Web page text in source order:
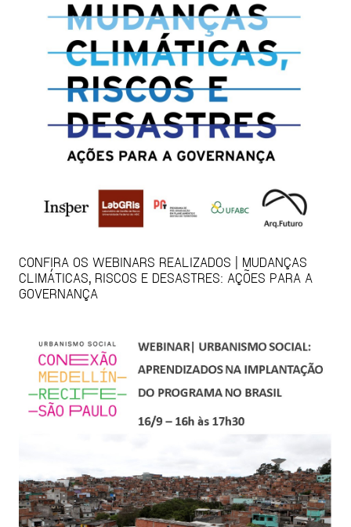
CONFIRA OS WEBINARS REALIZADOS | MUDANÇAS
CLIMÁTICAS, RISCOS E DESASTRES: AÇÕES PARA A
GOVERNANÇA